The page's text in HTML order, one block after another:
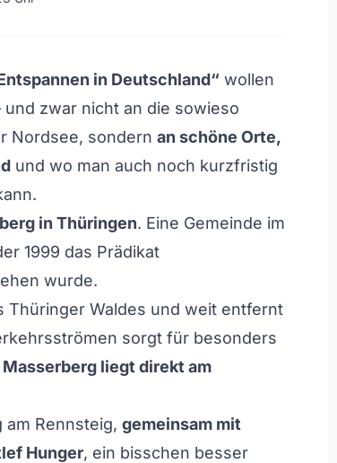
in Deutschland“ wollen
zwar nicht an die sowieso
Nordsee, sondern an schöne Orte,
und wo man auch noch kurzfristig
in Thüringen. Eine Gemeinde im
1999 das Prädikat
wurde.
Thüringer Waldes und weit entfernt
sorgt für besonders
liegt direkt am
am Rennsteig, gemeinsam mit
Hunger, ein bisschen besser